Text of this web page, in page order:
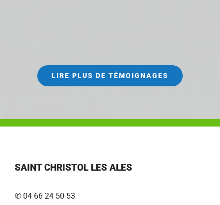
LIRE PLUS DE TÉMOIGNAGES
SAINT CHRISTOL LES ALES
✆ 04 66 24 50 53